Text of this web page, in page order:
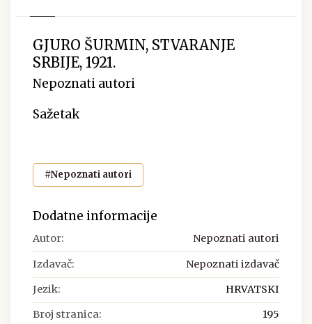
GJURO ŠURMIN, STVARANJE
SRBIJE, 1921.
Nepoznati autori
Sažetak
#Nepoznati autori
Dodatne informacije
Autor: Nepoznati autori
Izdavač: Nepoznati izdavač
Jezik: HRVATSKI
Broj stranica: 195